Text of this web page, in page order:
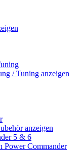
/ Tuning anzeigen
anzeigen
5 & 6
Power Commander